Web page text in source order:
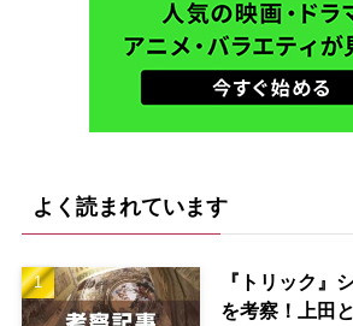
よく読まれています
『トリック』
を考察！上田